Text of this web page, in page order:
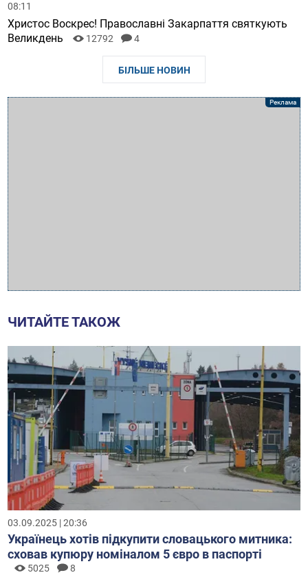
08:11
Христос Воскрес! Православні Закарпаття святкують
Великдень
12792 4
БІЛЬШЕ НОВИН
ЧИТАЙТЕ ТАКОЖ
03.09.2025 | 20:36
Українець хотів підкупити словацького митника:
сховав купюру номіналом 5 євро в паспорті
5025 8